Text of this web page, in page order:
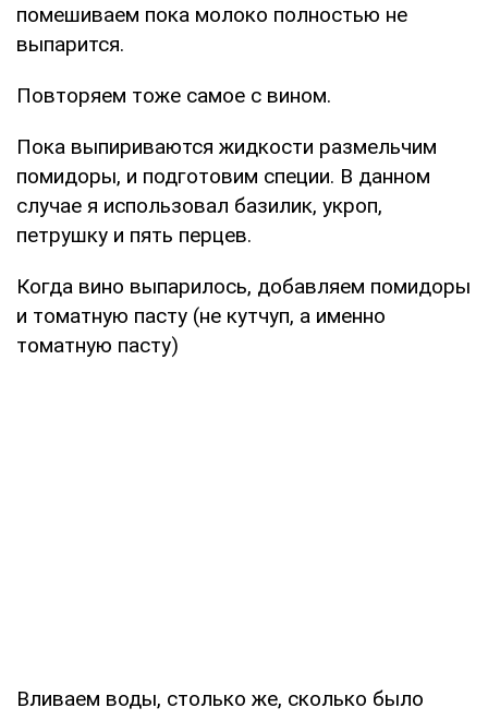
помешиваем пока молоко полностью не
выпарится.
Повторяем тоже самое с вином.
Пока выпириваются жидкости размельчим
помидоры, и подготовим специи. В данном
случае я использовал базилик, укроп,
петрушку и пять перцев.
Когда вино выпарилось, добавляем помидоры
и томатную пасту (не кутчуп, а именно
томатную пасту)
Вливаем воды, столько же, сколько было